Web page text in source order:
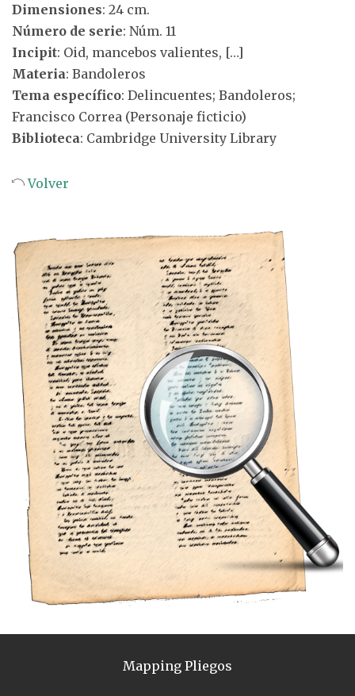
Dimensiones: 24 cm.
Número de serie: Núm. 11
Incipit: Oid, mancebos valientes, […]
Materia: Bandoleros
Tema específico: Delincuentes; Bandoleros;
Francisco Correa (Personaje ficticio)
Biblioteca: Cambridge University Library
Volver
Mapping Pliegos